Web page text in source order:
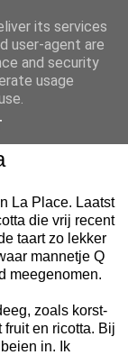
thuis
La Place. Laatst
die vrij recent
taart zo lekker
mannetje Q
meegenomen.
zoals korst-
en ricotta. Bij
in. Ik
its services
user-agent are
and security
usage